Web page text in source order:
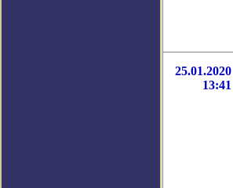
25.01.2020
13:41